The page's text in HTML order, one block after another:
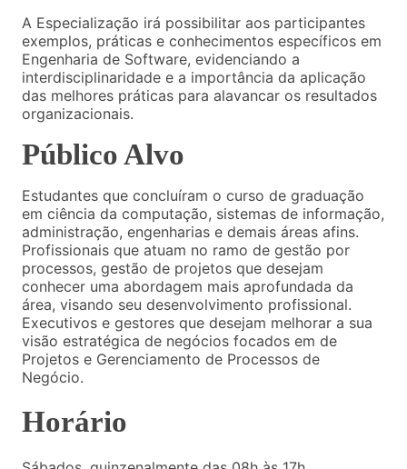
A Especialização irá possibilitar aos participantes
exemplos, práticas e conhecimentos específicos em
Engenharia de Software, evidenciando a
interdisciplinaridade e a importância da aplicação
das melhores práticas para alavancar os resultados
organizacionais.
Público Alvo
Estudantes que concluíram o curso de graduação
em ciência da computação, sistemas de informação,
administração, engenharias e demais áreas afins.
Profissionais que atuam no ramo de gestão por
processos, gestão de projetos que desejam
conhecer uma abordagem mais aprofundada da
área, visando seu desenvolvimento profissional.
Executivos e gestores que desejam melhorar a sua
visão estratégica de negócios focados em de
Projetos e Gerenciamento de Processos de
Negócio.
Horário